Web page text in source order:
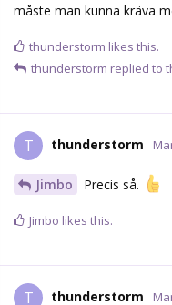
måste man kunna kräva
thunderstorm likes this.
thunderstorm replied to
T thunderstorm
Jimbo Precis så.
Jimbo likes this.
T thunderstorm